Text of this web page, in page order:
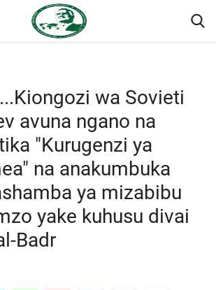
Kimataifa
wa Sovieti
avuna ngano na
"Kurugenzi ya
na anakumbuka
ya mizabibu
yake kuhusu divai
Badr